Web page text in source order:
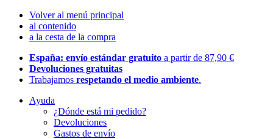
Volver al menú principal
al contenido
a la cesta de la compra
España: envío estándar gratuito a partir de 87,90 €
Devoluciones gratuitas
Trabajamos respetando el medio ambiente.
Ayuda
¿Dónde está mi pedido?
Devoluciones
Gastos de envío